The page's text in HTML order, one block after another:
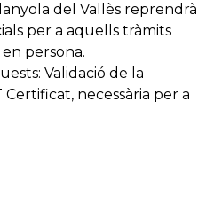
del Vallès reprendrà
per a aquells tràmits
persona.
Validació de la
necessària per a